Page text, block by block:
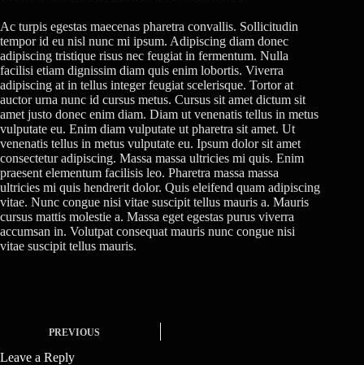
Ac turpis egestas maecenas pharetra convallis. Sollicitudin
tempor id eu nisl nunc mi ipsum. Adipiscing diam donec
adipiscing tristique risus nec feugiat in fermentum. Nulla
facilisi etiam dignissim diam quis enim lobortis. Viverra
adipiscing at in tellus integer feugiat scelerisque. Tortor at
auctor urna nunc id cursus metus. Cursus sit amet dictum sit
amet justo donec enim diam. Diam ut venenatis tellus in metus
vulputate eu. Enim diam vulputate ut pharetra sit amet. Ut
venenatis tellus in metus vulputate eu. Ipsum dolor sit amet
consectetur adipiscing. Massa massa ultricies mi quis. Enim
praesent elementum facilisis leo. Pharetra massa massa
ultricies mi quis hendrerit dolor. Quis eleifend quam adipiscing
vitae. Nunc congue nisi vitae suscipit tellus mauris a. Mauris
cursus mattis molestie a. Massa eget egestas purus viverra
accumsan in. Volutpat consequat mauris nunc congue nisi
vitae suscipit tellus mauris.
PREVIOUS
Leave a Reply